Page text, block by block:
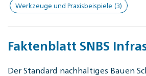
Werkzeuge und Praxisbeispiele (3)
Faktenblatt SNBS
Der Standard nachhaltiges Bauen